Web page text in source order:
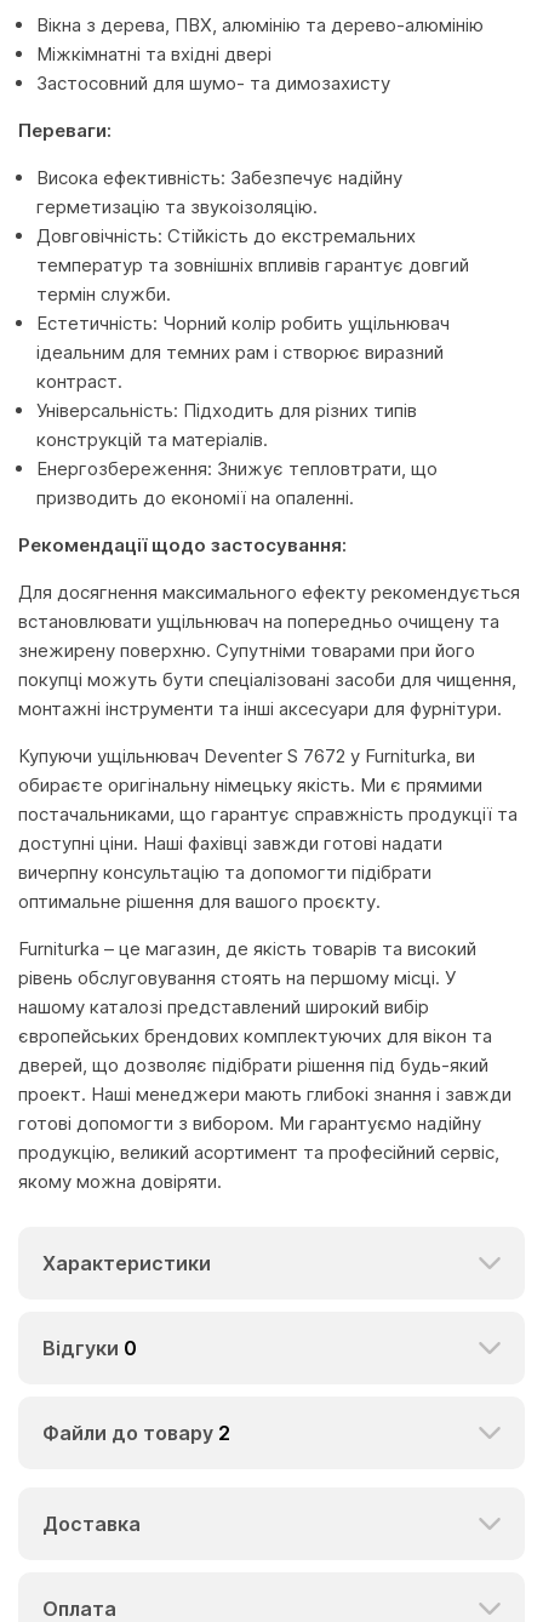
Вікна з дерева, ПВХ, алюмінію та дерево-алюмінію
Міжкімнатні та вхідні двері
Застосовний для шумо- та димозахисту
Переваги:
Висока ефективність: Забезпечує надійну
герметизацію та звукоізоляцію.
Довговічність: Стійкість до екстремальних
температур та зовнішніх впливів гарантує довгий
термін служби.
Естетичність: Чорний колір робить ущільнювач
ідеальним для темних рам і створює виразний
контраст.
Універсальність: Підходить для різних типів
конструкцій та матеріалів.
Енергозбереження: Знижує тепловтрати, що
призводить до економії на опаленні.
Рекомендації щодо застосування:
Для досягнення максимального ефекту рекомендується
встановлювати ущільнювач на попередньо очищену та
знежирену поверхню. Супутніми товарами при його
покупці можуть бути спеціалізовані засоби для чищення,
монтажні інструменти та інші аксесуари для фурнітури.
Купуючи ущільнювач Deventer S 7672 у Furniturka, ви
обираєте оригінальну німецьку якість. Ми є прямими
постачальниками, що гарантує справжність продукції та
доступні ціни. Наші фахівці завжди готові надати
вичерпну консультацію та допомогти підібрати
оптимальне рішення для вашого проєкту.
Furniturka – це магазин, де якість товарів та високий
рівень обслуговування стоять на першому місці. У
нашому каталозі представлений широкий вибір
європейських брендових комплектуючих для вікон та
дверей, що дозволяє підібрати рішення під будь-який
проект. Наші менеджери мають глибокі знання і завжди
готові допомогти з вибором. Ми гарантуємо надійну
продукцію, великий асортимент та професійний сервіс,
якому можна довіряти.
Характеристики
Відгуки 0
Файли до товару 2
Доставка
Оплата